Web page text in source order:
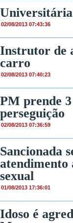
Universitária
02/08/2013 07:43:36
Instrutor de
carro
02/08/2013 07:40:23
PM prende
perseguição
02/08/2013 07:36:59
Sancionada
atendimento
sexual
01/08/2013 17:36:01
Idoso é